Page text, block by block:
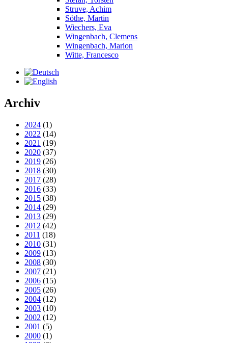
Struve, Achim
Söthe, Martin
Wiechers, Eva
Wingenbach, Clemens
Wingenbach, Marion
Witte, Francesco
Archiv
2024 (1)
2022 (14)
2021 (19)
2020 (37)
2019 (26)
2018 (30)
2017 (28)
2016 (33)
2015 (38)
2014 (29)
2013 (29)
2012 (42)
2011 (18)
2010 (31)
2009 (13)
2008 (30)
2007 (21)
2006 (15)
2005 (26)
2004 (12)
2003 (10)
2002 (12)
2001 (5)
2000 (1)